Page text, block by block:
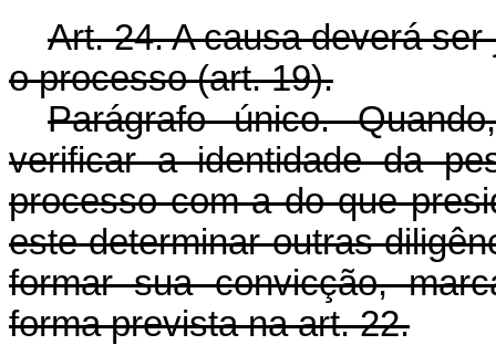
Art. 24. A causa deverá
o processo (art. 19).
Parágrafo único.
verificar a identidade da
processo com a do que
este determinar outras
formar sua convicção,
forma prevista na art. 22.